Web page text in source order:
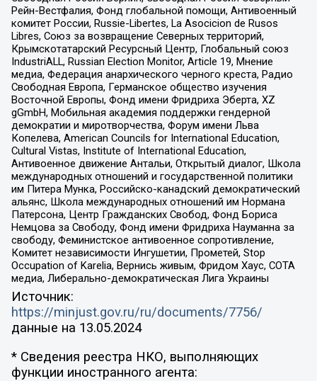
Рейн-Вестфалия, Фонд глобальной помощи, Антивоенный
комитет России, Russie-Libertes, La Asocicion de Rusos
Libres, Союз за возвращение Северных территорий,
Крымскотатарский Ресурсный Центр, Глобальный союз
IndustriALL, Russian Election Monitor, Article 19, Мнение
медиа, Федерация анархического черного креста, Радио
Свободная Европа, Германское общество изучения
Восточной Европы, Фонд имени Фридриха Эберта, XZ
gGmbH, Мобильная академия поддержки гендерной
демократии и миротворчества, Форум имени Льва
Копелева, American Councils for International Education,
Cultural Vistas, Institute of International Education,
Антивоенное движение Антальи, Открытый диалог, Школа
международных отношений и государственной политики
им Питера Мунка, Российско-канадский демократический
альянс, Школа международных отношений им Нормана
Патерсона, Центр Гражданских Свобод, Фонд Бориса
Немцова за Свободу, Фонд имени Фридриха Науманна за
свободу, Феминистское антивоенное сопротивление,
Комитет независимости Ингушетии, Прометей, Stop
Occupation of Karelia, Вернись живым, Фридом Хаус, СОТА
медиа, Либерально-демократическая Лига Украины
Источник:
https://minjust.gov.ru/ru/documents/7756/
данные на 13.05.2024
* Сведения реестра НКО, выполняющих
функции иностранного агента: